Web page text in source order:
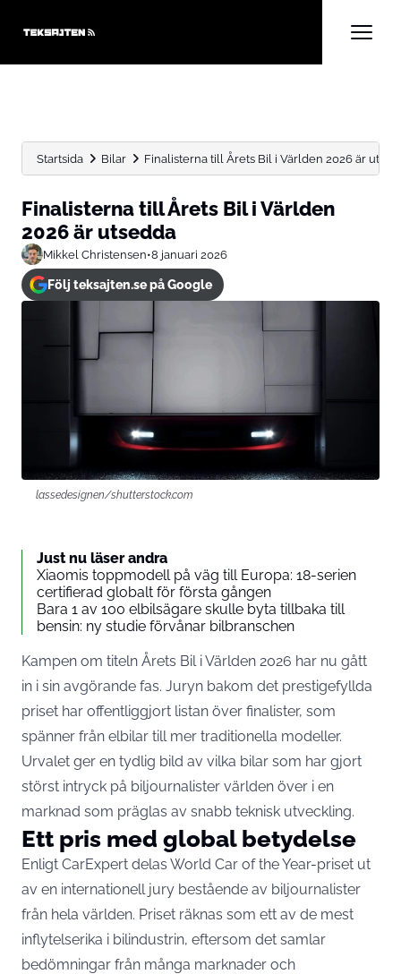
Startsida Bilar Finalisterna till Årets Bil i Världen 2026 är
Finalisterna till Årets Bil i Världen
2026 är utsedda
Mikkel Christensen•8 januari 2026
Följ teksajten.se på Google
lassedesignen/shutterstock.com
Just nu läser andra
Xiaomis toppmodell på väg till Europa: 18-serien
certifierad globalt för första gången
Bara 1 av 100 elbilsägare skulle byta tillbaka till
bensin: ny studie förvånar bilbranschen
Kampen om titeln Årets Bil i Världen 2026 har nu gått
in i sin avgörande fas. Juryn bakom det prestigefyllda
priset har offentliggjort listan över finalister, som
spänner från elbilar till mer traditionella modeller.
Urvalet ger en tydlig bild av vilka bilar som har gjort
störst intryck på biljournalister världen över i en
marknad som präglas av snabb teknisk utveckling.
Ett pris med global betydelse
Enligt CarExpert delas World Car of the Year-priset ut
av en internationell jury bestående av biljournalister
från hela världen. Priset räknas som ett av de mest
inflytelserika i bilindustrin, eftersom det samlar
bedömningar från många marknader och